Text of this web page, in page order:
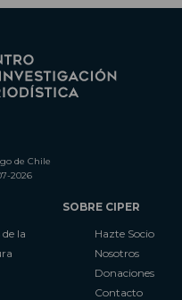
de Chile
2026
la
SOBRE CIPER
Hazte Socio
Nosotros
Donaciones
Contacto